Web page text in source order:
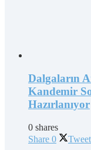
Dalgaların
Kandemir
Hazırlanıyor
0 shares
Share 0 Tweet